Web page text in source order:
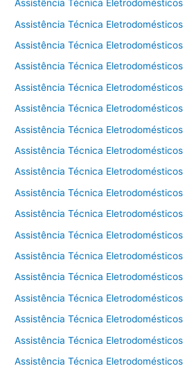
g
á
a
m
i
n
a
Assistência Técnica
Assistência Técnica
Assistência Técnica
Assistência Técnica
Assistência Técnica
Assistência Técnica
Assistência Técnica
Assistência Técnica
Assistência Técnica
Assistência Técnica
Assistência Técnica
Assistência Técnica
Assistência Técnica
Assistência Técnica
Assistência Técnica
Assistência Técnica
Assistência Técnica
Assistência Técnica